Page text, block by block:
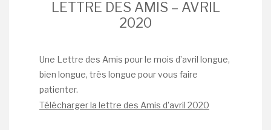
LETTRE DES AMIS – AVRIL
2020
Une Lettre des Amis pour le mois d’avril longue,
bien longue, très longue pour vous faire
patienter.
Télécharger la lettre des Amis d’avril 2020